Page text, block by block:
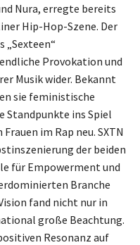
Nura, erregte bereits
Hip-Hop-Szene. Der
„Sexteen“
Provokation und
Musik wider. Bekannt
sie feministische
Standpunkte ins Spiel
im Rap neu. SXTN
der beiden
für Empowerment und
Branche
fand nicht nur in
große Beachtung.
Resonanz auf